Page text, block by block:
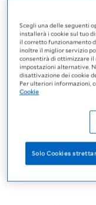
Scegli una delle seguenti
installerà i cookie sul tuo
il corretto funzionamento
inoltre il miglior servizio
consentirà di ottimizzare
impostazioni alternative.
disattivazione dei cookie
Per ulteriori informazioni,
Cookie
Solo Cookies